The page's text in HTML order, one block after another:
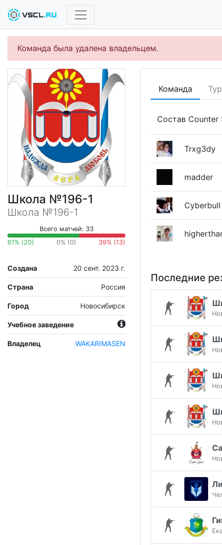
Команда была удалена владельцем.
Школа №196-1
Школа №196-1
Всего матчей: 33
61% (20)
0% (0) 39% (13)
Создана 20 сент. 2023 г.
Страна Россия
Город Новосибирск
Учебное заведение
Владелец WAKARIMASEN
Команда
Состав
Trxg3dy
madder
Cyberbull
Последние